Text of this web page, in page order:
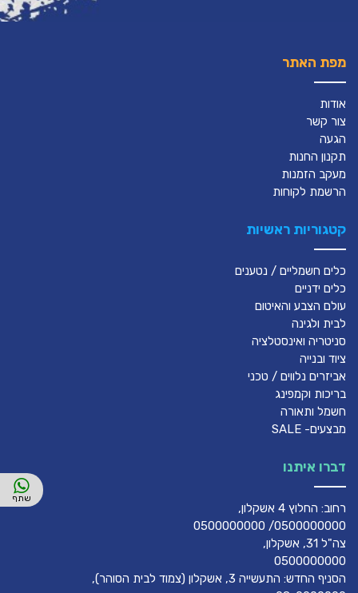
מפת האתר
אודות
צור קשר
הגעה
תקנון החנות
מעקב הזמנות
הרשמת לקוחות
קטגוריות ראשיות
כלים חשמליים / נטענים
כלים ידניים
עולם הצבע והאיטום
לבית ולגינה
סניטריה ואינסטלציה
ציוד ובנייה
אביזרים נלווים / טכני
בריכות וקמפינג
חשמל ותאורה
מבצעים- SALE
דברו איתנו
רחוב: החלוץ 4 אשקלון,
0500000000/ 0500000000
צה"ל 31, אשקלון,
0500000000
הסניף החדש: התעשייה 3, אשקלון (צמוד לבית הסוהר),